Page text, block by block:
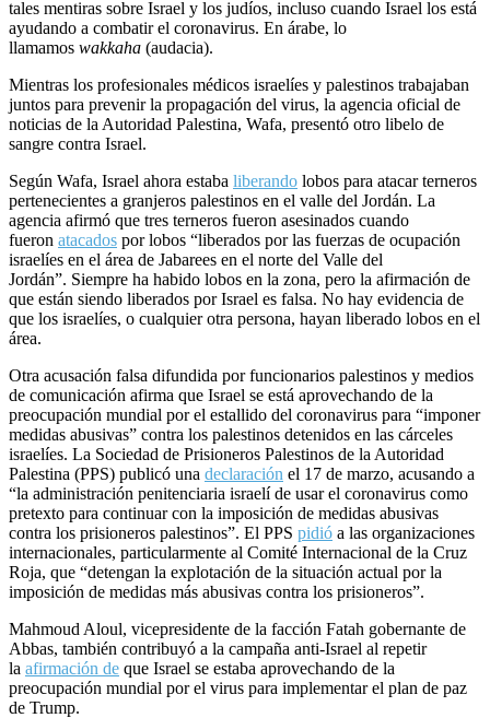
tales mentiras sobre Israel y los judíos, incluso cuando Israel los está
ayudando a combatir el coronavirus. En árabe, lo
llamamos wakkaha (audacia).
Mientras los profesionales médicos israelíes y palestinos trabajaban
juntos para prevenir la propagación del virus, la agencia oficial de
noticias de la Autoridad Palestina, Wafa, presentó otro libelo de
sangre contra Israel.
Según Wafa, Israel ahora estaba liberando lobos para atacar terneros
pertenecientes a granjeros palestinos en el valle del Jordán. La
agencia afirmó que tres terneros fueron asesinados cuando
fueron atacados por lobos “liberados por las fuerzas de ocupación
israelíes en el área de Jabarees en el norte del Valle del
Jordán”. Siempre ha habido lobos en la zona, pero la afirmación de
que están siendo liberados por Israel es falsa. No hay evidencia de
que los israelíes, o cualquier otra persona, hayan liberado lobos en el
área.
Otra acusación falsa difundida por funcionarios palestinos y medios
de comunicación afirma que Israel se está aprovechando de la
preocupación mundial por el estallido del coronavirus para “imponer
medidas abusivas” contra los palestinos detenidos en las cárceles
israelíes. La Sociedad de Prisioneros Palestinos de la Autoridad
Palestina (PPS) publicó una declaración el 17 de marzo, acusando a
“la administración penitenciaria israelí de usar el coronavirus como
pretexto para continuar con la imposición de medidas abusivas
contra los prisioneros palestinos”. El PPS pidió a las organizaciones
internacionales, particularmente al Comité Internacional de la Cruz
Roja, que “detengan la explotación de la situación actual por la
imposición de medidas más abusivas contra los prisioneros”.
Mahmoud Aloul, vicepresidente de la facción Fatah gobernante de
Abbas, también contribuyó a la campaña anti-Israel al repetir
la afirmación de que Israel se estaba aprovechando de la
preocupación mundial por el virus para implementar el plan de paz
de Trump.